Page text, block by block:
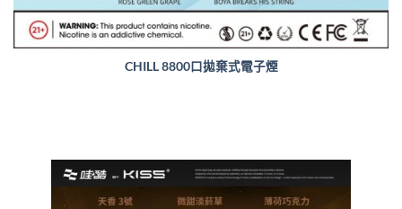
CHILL 8800口拋棄式電子煙